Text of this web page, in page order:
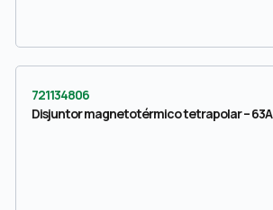
721134806
Disjuntor magnetotérmico tetrapolar – 63A